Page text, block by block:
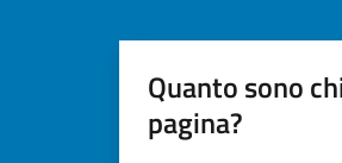
Quanto sono
pagina?